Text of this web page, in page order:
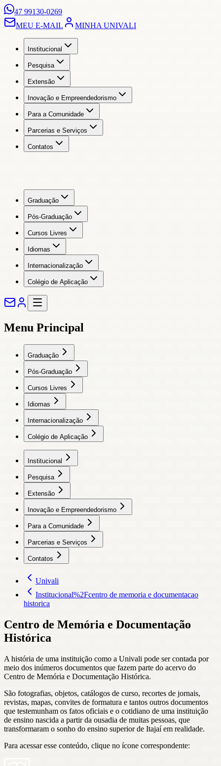
47 99130-0269
MEU E-MAIL
MINHA UNIVALI
Institucional
Pesquisa
Extensão
Inovação e Empreendedorismo
Para a Comunidade
Parcerias e Serviços
Contatos
Graduação
Pós-Graduação
Cursos Livres
Idiomas
Internacionalização
Colégio de Aplicação
Menu Principal
Graduação
Pós-Graduação
Cursos Livres
Idiomas
Internacionalização
Colégio de Aplicação
Institucional
Pesquisa
Extensão
Inovação e Empreendedorismo
Para a Comunidade
Parcerias e Serviços
Contatos
Univali
Institucional%2Fcentro de memoria e documentacao
historica
Centro de Memória e Documentação
Histórica
A história de uma instituição como a Univali pode ser contada por
meio dos inúmeros documentos que fazem parte do acervo do
Centro de Memória e Documentação Histórica.
São fotografias, objetos, catálogos de curso, recortes de jornais,
revistas, mapas, convites de formatura e tantos outros documentos
que testemunham os fatos oficiais e o cotidiano de uma instituição
de ensino nascida a partir da ousadia de muitas pessoas, que
transformaram o sonho do ensino superior de Itajaí em realidade.
Para acessar esse conteúdo, clique no ícone correspondente: